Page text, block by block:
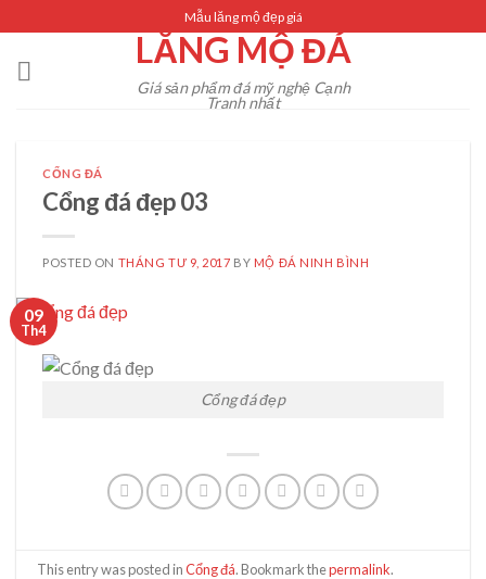
content
Mẫu lăng mộ đẹp giá
LĂNG MỘ ĐÁ
Giá sản phẩm đá mỹ nghệ Cạnh
Tranh nhất
CỔNG ĐÁ
Cổng đá đẹp 03
POSTED ON THÁNG TƯ 9, 2017 BY MỘ ĐÁ NINH BÌNH
09
Th4
Cổng đá đẹp
This entry was posted inCổng đá. Bookmark thepermalink.